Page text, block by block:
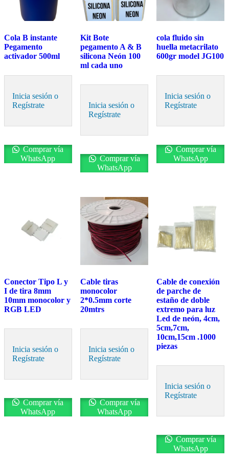
Cola B instante
Pegamento
activador 500ml
Inicia sesión o
Regístrate
Comprar vía
WhatsApp
Kit Bote
pegamento A & B
silicona Neón 100
ml cada uno
Inicia sesión o
Regístrate
Comprar vía
WhatsApp
cola fluido sin
huella metacrilato
600gr model JG100
Inicia sesión o
Regístrate
Comprar vía
WhatsApp
Conector Tipo L y
I de tira 8mm
10mm monocolor y
RGB LED
Inicia sesión o
Regístrate
Comprar vía
WhatsApp
Cable tiras
monocolor
2*0.5mm corte
20mtrs
Inicia sesión o
Regístrate
Comprar vía
WhatsApp
Cable de conexión
de parche de
estaño de doble
extremo para luz
Led de neón, 4cm,
5cm,7cm,
10cm,15cm .1000
piezas
Inicia sesión o
Regístrate
Comprar vía
WhatsApp